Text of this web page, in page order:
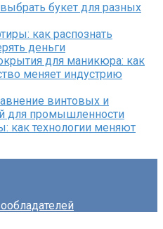
букет для разных
как распознать
деньги
для маникюра: как
меняет индустрию
винтовых и
для промышленности
как технологии меняют